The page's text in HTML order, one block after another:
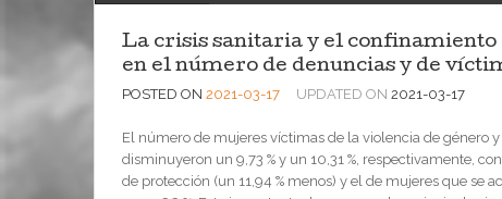
La crisis sanitaria y el confinamiento
en el número de denuncias y de
POSTED ON 2021-03-17 UPDATED ON 2021-03-17
El número de mujeres víctimas de la violencia de género
disminuyeron un 9,73 % y un 10,31 %, respectivamente,
de protección (un 11,94 % menos) y el de mujeres que se